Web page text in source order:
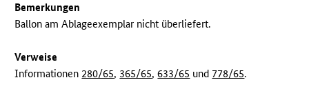
Bemerkungen
Ballon am Ablageexemplar nicht überliefert.
Verweise
Informationen 280/65, 365/65,633/65 und 778/65.